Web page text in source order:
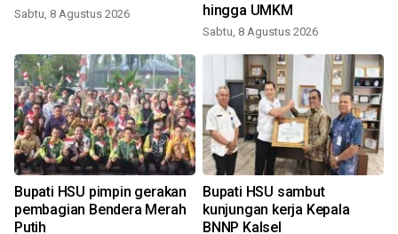
Sabtu, 8 Agustus 2026
hingga UMKM
Sabtu, 8 Agustus 2026
Bupati HSU pimpin gerakan
pembagian Bendera Merah
Putih
Bupati HSU sambut
kunjungan kerja Kepala
BNNP Kalsel